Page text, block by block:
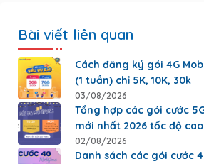
Bài viết liên quan
Cách đăng ký gói 4G
(1 tuần) chỉ 5K, 10K, 30k
03/08/2026
Tổng hợp các gói cước
mới nhất 2026 tốc độ cao
02/08/2026
Danh sách các gói cước